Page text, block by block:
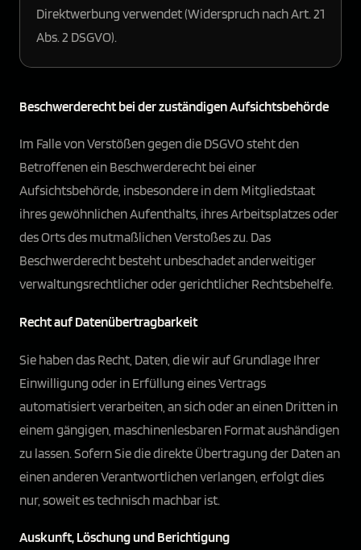
Direktwerbung verwendet (Widerspruch nach Art. 21
Abs. 2 DSGVO).
Beschwerde­recht bei der zuständigen Aufsichts­behörde
Im Falle von Verstößen gegen die DSGVO steht den
Betroffenen ein Beschwerderecht bei einer
Aufsichtsbehörde, insbesondere in dem Mitgliedstaat
ihres gewöhnlichen Aufenthalts, ihres Arbeitsplatzes oder
des Orts des mutmaßlichen Verstoßes zu. Das
Beschwerderecht besteht unbeschadet anderweitiger
verwaltungsrechtlicher oder gerichtlicher Rechtsbehelfe.
Recht auf Daten­übertrag­barkeit
Sie haben das Recht, Daten, die wir auf Grundlage Ihrer
Einwilligung oder in Erfüllung eines Vertrags
automatisiert verarbeiten, an sich oder an einen Dritten in
einem gängigen, maschinenlesbaren Format aushändigen
zu lassen. Sofern Sie die direkte Übertragung der Daten an
einen anderen Verantwortlichen verlangen, erfolgt dies
nur, soweit es technisch machbar ist.
Auskunft, Löschung und Berichtigung